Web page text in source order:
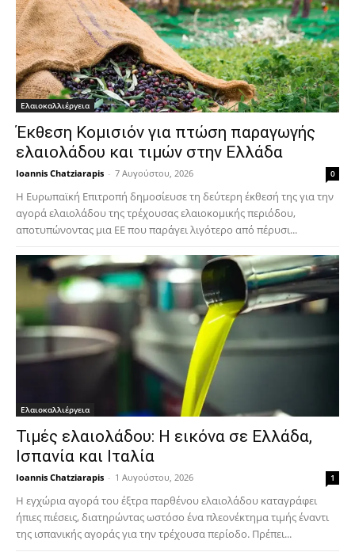
Ελαιοκαλλιέργεια
Έκθεση Κομισιόν για πτώση παραγωγής
ελαιολάδου και τιμών στην Ελλάδα
Ioannis Chatziarapis - 7 Αυγούστου, 2026 0
Η Ευρωπαϊκή Επιτροπή δημοσίευσε τη δεύτερη έκθεσή της για την
αγορά ελαιολάδου της τρέχουσας ελαιοκομικής περιόδου,
αποτυπώνοντας μια ΕΕ που παράγει λιγότερο από πέρυσι...
Ελαιοκαλλιέργεια
Τιμές ελαιολάδου: Η εικόνα σε Ελλάδα,
Ισπανία και Ιταλία
Ioannis Chatziarapis - 1 Αυγούστου, 2026 1
Η εγχώρια αγορά του έξτρα παρθένου ελαιολάδου καταγράφει
ήπιες πιέσεις, διατηρώντας ωστόσο ένα πλεονέκτημα τιμής έναντι
της ισπανικής αγοράς για την τρέχουσα περίοδο. Πρέπει...